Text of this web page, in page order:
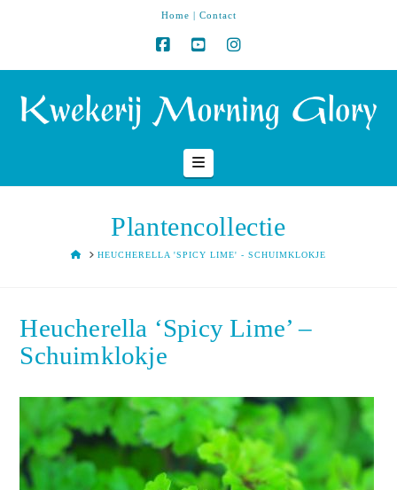
Home | Contact
Navigation
Plantencollectie
HOMEHEUCHERELLA 'SPICY LIME' - SCHUIMKLOKJE
Heucherella ‘Spicy Lime’ –
Schuimklokje